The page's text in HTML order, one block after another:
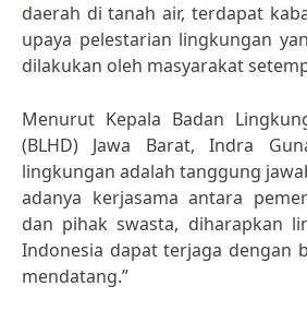
daerah di tanah air, terdapat
upaya pelestarian lingkungan
dilakukan oleh masyarakat
Menurut Kepala Badan
(BLHD) Jawa Barat, Indra
lingkungan adalah tanggung
adanya kerjasama antara
dan pihak swasta, diharapkan
Indonesia dapat terjaga dengan
mendatang.”